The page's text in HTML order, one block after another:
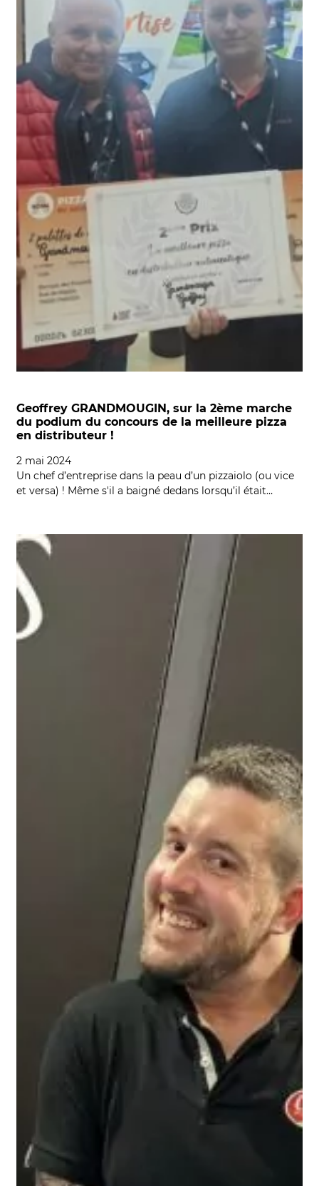
Geoffrey GRANDMOUGIN, sur la 2ème marche
du podium du concours de la meilleure pizza
en distributeur !
2 mai 2024
Un chef d’entreprise dans la peau d’un pizzaiolo (ou vice
et versa) ! Même s'il a baigné dedans lorsqu’il était…